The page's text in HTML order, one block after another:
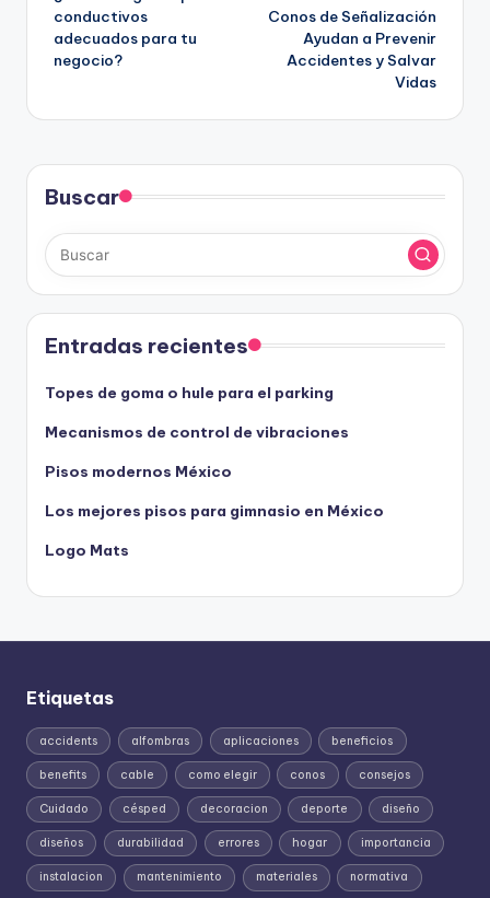
entradas
conductivos
adecuados para tu
negocio?
Conos de Señalización
Ayudan a Prevenir
Accidentes y Salvar
Vidas
Buscar
Entradas recientes
Topes de goma o hule para el parking
Mecanismos de control de vibraciones
Pisos modernos México
Los mejores pisos para gimnasio en México
Logo Mats
Etiquetas
accidents alfombras aplicaciones beneficios
benefits cable como elegir conos consejos
Cuidado césped decoracion deporte diseño
diseños durabilidad errores hogar importancia
instalacion mantenimiento materiales normativa